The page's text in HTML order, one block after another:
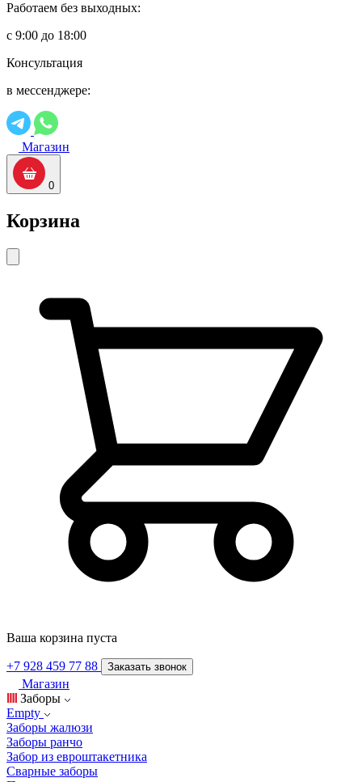
Работаем без выходных:
с 9:00 до 18:00
Консультация
в мессенджере:
Магазин
0
Корзина
Ваша корзина пуста
+7 928 459 77 88 Заказать звонок
Магазин
Заборы
Empty
Заборы жалюзи
Заборы ранчо
Забор из евроштакетника
Сварные заборы